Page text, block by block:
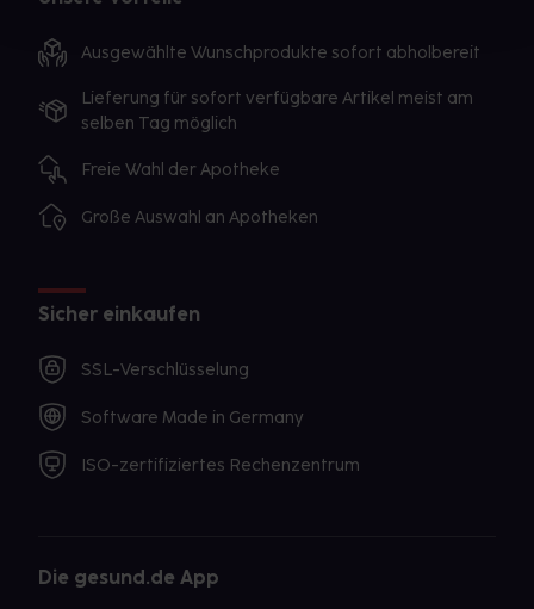
Ausgewählte Wunschprodukte sofort abholbereit
Lieferung für sofort verfügbare Artikel meist am
selben Tag möglich
Freie Wahl der Apotheke
Große Auswahl an Apotheken
Sicher einkaufen
SSL-Verschlüsselung
Software Made in Germany
ISO-zertifiziertes Rechenzentrum
Die gesund.de App